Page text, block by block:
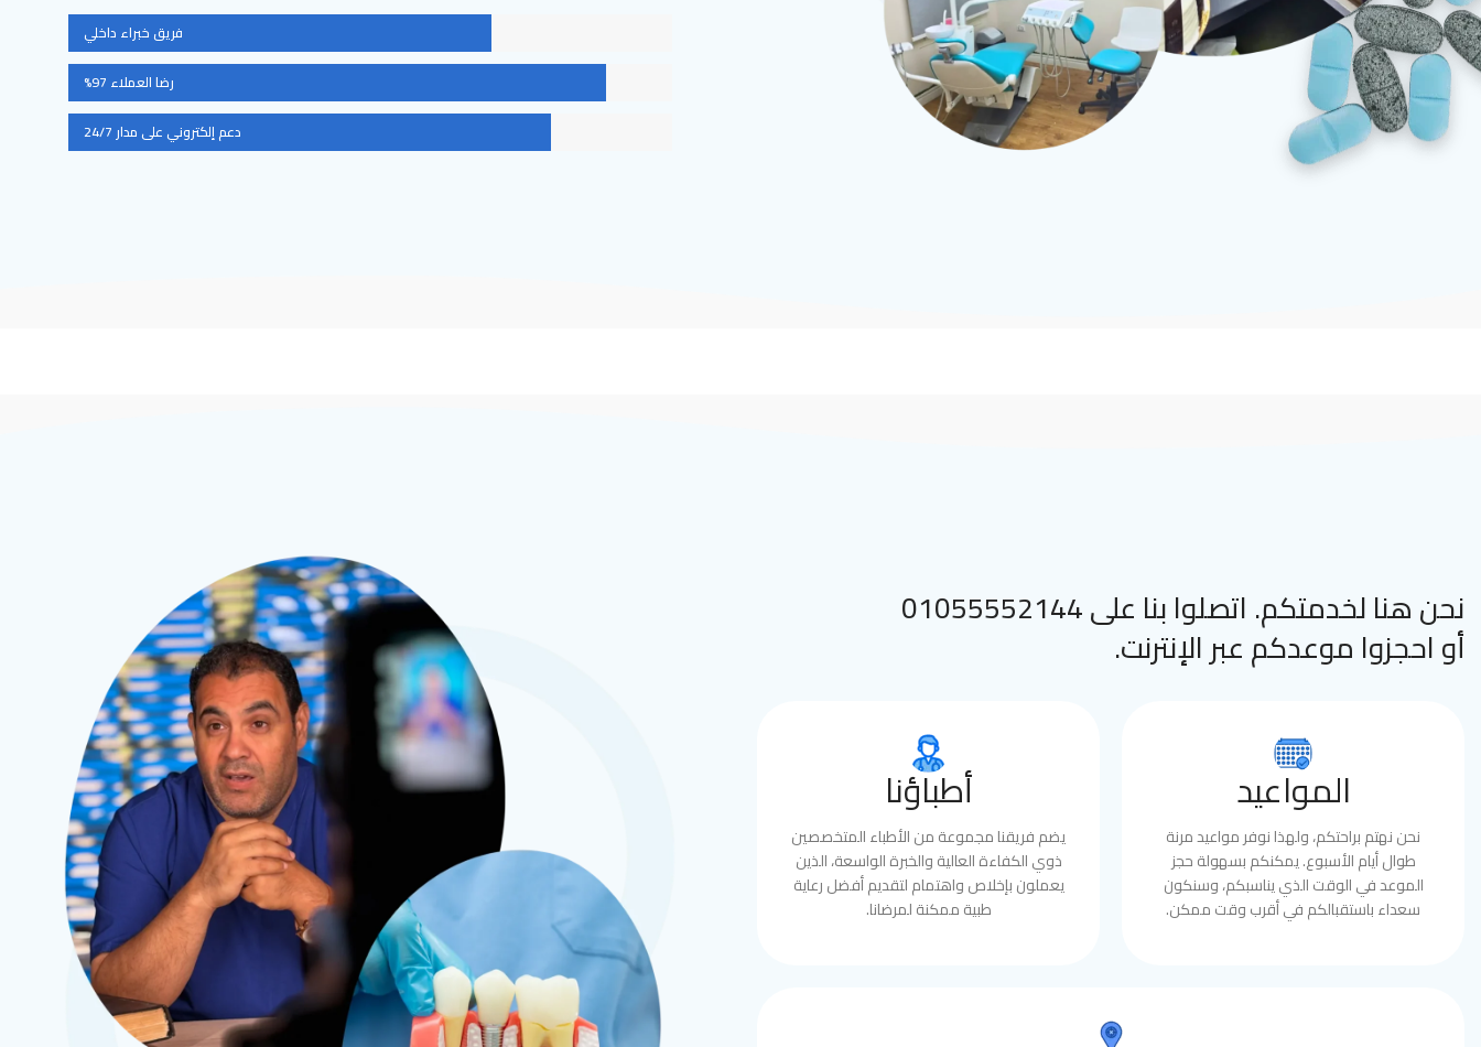
فريق خبراء داخلي
رضا العملاء 97%
دعم إلكتروني على مدار 24/7
نحن هنا لخدمتكم. اتصلوا بنا على 01055552144
أو احجزوا موعدكم عبر الإنترنت.
أطباؤنا
يضم فريقنا مجموعة من الأطباء المتخصصين
ذوي الكفاءة العالية والخبرة الواسعة، الذين
يعملون بإخلاص واهتمام لتقديم أفضل رعاية
طبية ممكنة لمرضانا.
المواعيد
نحن نهتم براحتكم، ولهذا نوفر مواعيد مرنة
طوال أيام الأسبوع. يمكنكم بسهولة حجز
الموعد في الوقت الذي يناسبكم، وسنكون
سعداء باستقبالكم في أقرب وقت ممكن.